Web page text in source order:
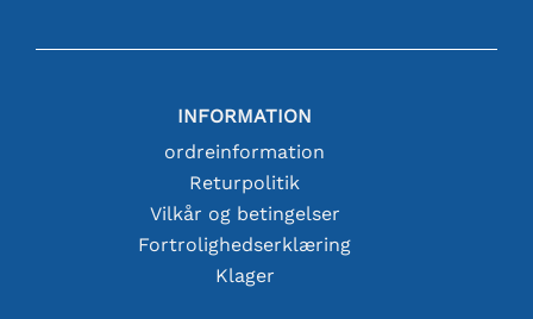
INFORMATION
ordreinformation
Returpolitik
Vilkår og betingelser
Fortrolighedserklæring
Klager